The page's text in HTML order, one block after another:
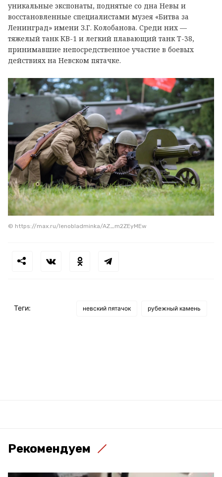
уникальные экспонаты, поднятые со дна Невы и
восстановленные специалистами музея «Битва за
Ленинград» имени З.Г. Колобанова. Среди них —
тяжелый танк КВ-1 и легкий плавающий танк Т-38,
принимавшие непосредственное участие в боевых
действиях на Невском пятачке.
© https://max.ru/lenobladminka/AZ_m2ZEyMEw
Теги: невский пятачок рубежный камень
Рекомендуем